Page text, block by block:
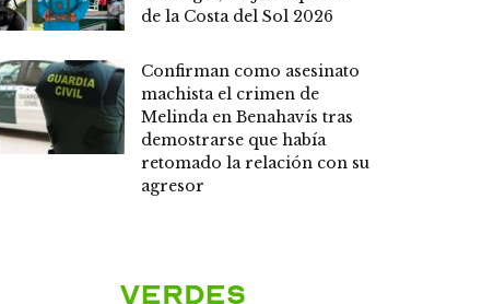
de la Costa del Sol 2026
Confirman como asesinato
machista el crimen de
Melinda en Benahavís tras
demostrarse que había
retomado la relación con su
agresor